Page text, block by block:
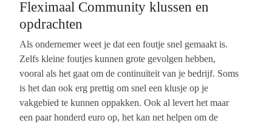
Fleximaal Community klussen en
opdrachten
Als ondernemer weet je dat een foutje snel gemaakt is.
Zelfs kleine foutjes kunnen grote gevolgen hebben,
vooral als het gaat om de continuïteit van je bedrijf. Soms
is het dan ook erg prettig om snel een klusje op je
vakgebied te kunnen oppakken. Ook al levert het maar
een paar honderd euro op, het kan net helpen om de